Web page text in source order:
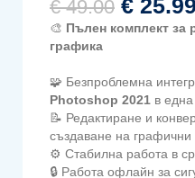
€49.00 € 25.99
🎨 Пълен комплект за
графика
🧩 Безпроблемна
Photoshop 2021 в
📝 Редактиране и
създаване на графични
⚙️ Стабилна работа в
🔒 Работа офлайн за